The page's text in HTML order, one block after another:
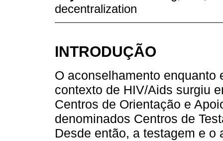
decentralization
INTRODUÇÃO
O aconselhamento enquanto
contexto de HIV/Aids surgiu
Centros de Orientação e
denominados Centros de
Desde então, a testagem e o